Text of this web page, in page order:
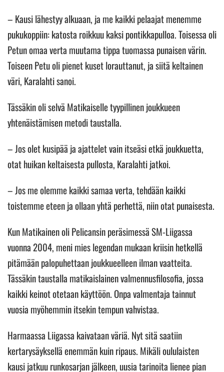
– Kausi lähestyy alkuaan, ja me kaikki pelaajat menemme
pukukoppiin: katosta roikkuu kaksi pontikkapulloa. Toisessa oli
Petun omaa verta muutama tippa tuomassa punaisen värin.
Toiseen Petu oli pienet kuset lorauttanut, ja siitä keltainen
väri, Karalahti sanoi.
Tässäkin oli selvä Matikaiselle tyypillinen joukkueen
yhtenäistämisen metodi taustalla.
– Jos olet kusipää ja ajattelet vain itseäsi etkä joukkuetta,
otat huikan keltaisesta pullosta, Karalahti jatkoi.
– Jos me olemme kaikki samaa verta, tehdään kaikki
toistemme eteen ja ollaan yhtä perhettä, niin otat punaisesta.
Kun Matikainen oli Pelicansin peräsimessä SM-Liigassa
vuonna 2004, meni mies legendan mukaan kriisin hetkellä
pitämään palopuhettaan joukkueelleen ilman vaatteita.
Tässäkin taustalla matikaislainen valmennusfilosofia, jossa
kaikki keinot otetaan käyttöön. Onpa valmentaja tainnut
vuosia myöhemmin itsekin tempun vahvistaa.
Harmaassa Liigassa kaivataan väriä. Nyt sitä saatiin
kertarysäyksellä enemmän kuin ripaus. Mikäli oululaisten
kausi jatkuu runkosarjan jälkeen, uusia tarinoita lienee pian